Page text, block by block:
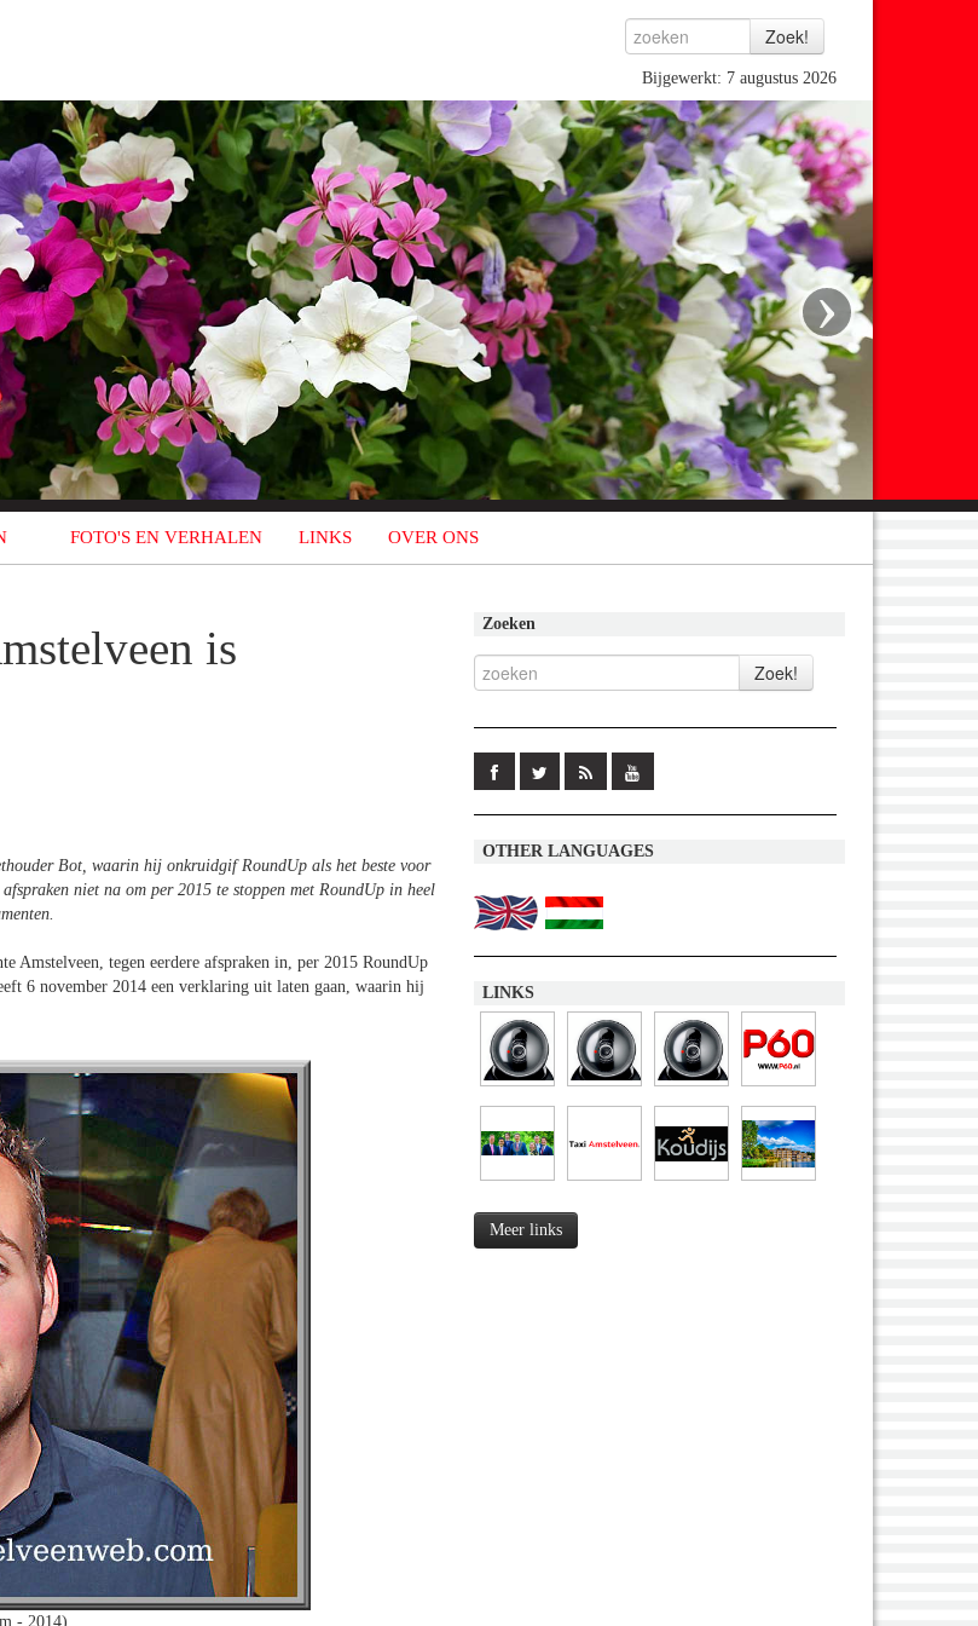
Bijgewerkt: 7 augustus 2026
›
FOTO'S EN VERHALEN LINKS OVER ONS
is
Bot, waarin hij onkruidgif RoundUp als het beste voor
niet na om per 2015 te stoppen met RoundUp in heel
Amstelveen, tegen eerdere afspraken in, per 2015 RoundUp
6 november 2014 een verklaring uit laten gaan, waarin hij
- 2014)
Zoeken
OTHER LANGUAGES
LINKS
Meer links